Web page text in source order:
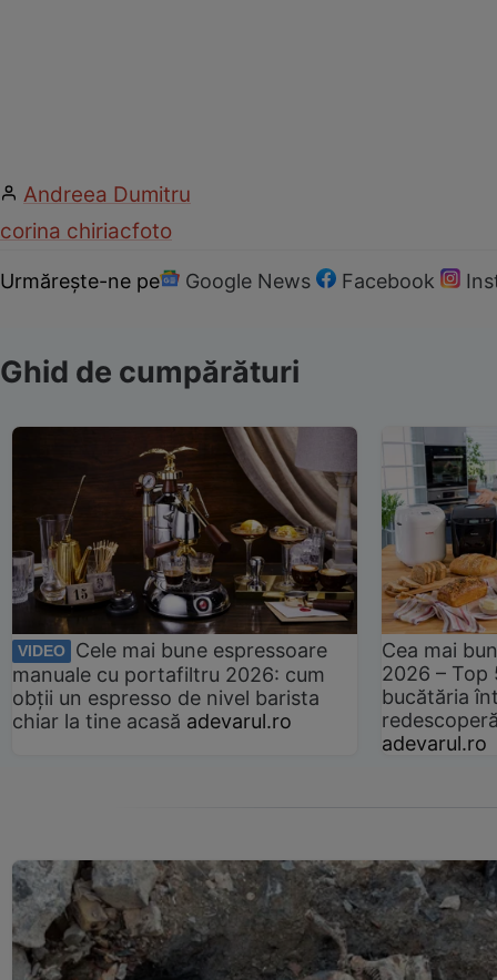
Andreea Dumitru
corina chiriacfoto
Urmărește-ne pe Google News Facebook
Ghid de cumpărături
VIDEO
Cele mai bune espressoare
manuale cu portafiltru 2026: cum
obții un espresso de nivel barista
chiar la tine acasă adevarul.ro
Cea mai
2026 –
bucătăria
adevarul.ro